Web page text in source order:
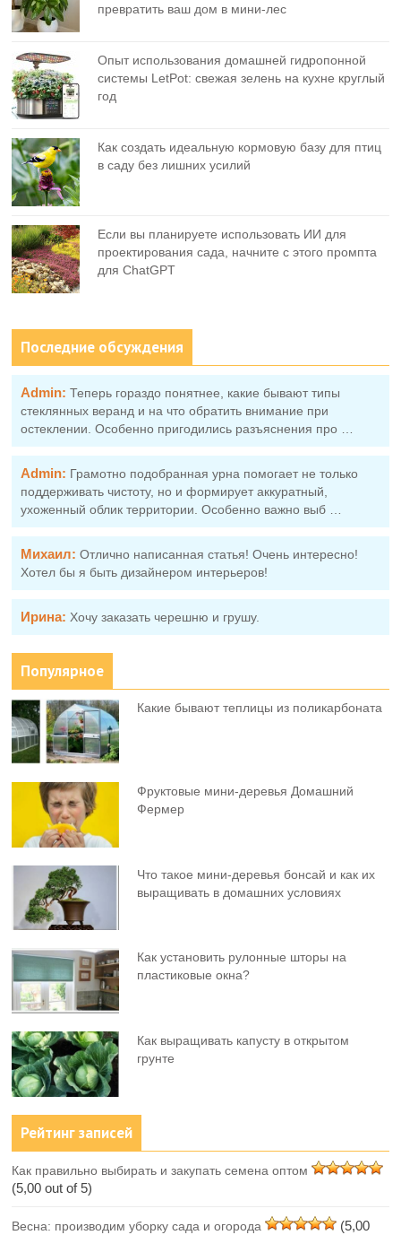
превратить ваш дом в мини-лес
Опыт использования домашней гидропонной
системы LetPot: свежая зелень на кухне круглый
год
Как создать идеальную кормовую базу для птиц
в саду без лишних усилий
Если вы планируете использовать ИИ для
проектирования сада, начните с этого промпта
для ChatGPT
Последние обсуждения
Admin: Теперь гораздо понятнее, какие бывают типы
стеклянных веранд и на что обратить внимание при
остеклении. Особенно пригодились разъяснения про …
Admin: Грамотно подобранная урна помогает не только
поддерживать чистоту, но и формирует аккуратный,
ухоженный облик территории. Особенно важно выб …
Михаил: Отлично написанная статья! Очень интересно!
Хотел бы я быть дизайнером интерьеров!
Ирина: Хочу заказать черешню и грушу.
Популярное
Какие бывают теплицы из поликарбоната
Фруктовыe мини-деревья Домашний
Фермер
Что такое мини-деревья бонсай и как их
выращивать в домашних условиях
Как установить рулонные шторы на
пластиковые окна?
Как выращивать капусту в открытом
грунте
Рейтинг записей
Как правильно выбирать и закупать семена оптом
(5,00 out of 5)
Весна: производим уборку сада и огорода
(5,00